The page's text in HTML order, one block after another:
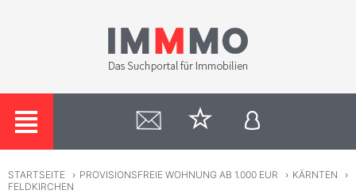
STARTSEITE › PROVISIONSFREIE WOHNUNG AB 1.000 EUR › KÄRNTEN
›
FELDKIRCHEN